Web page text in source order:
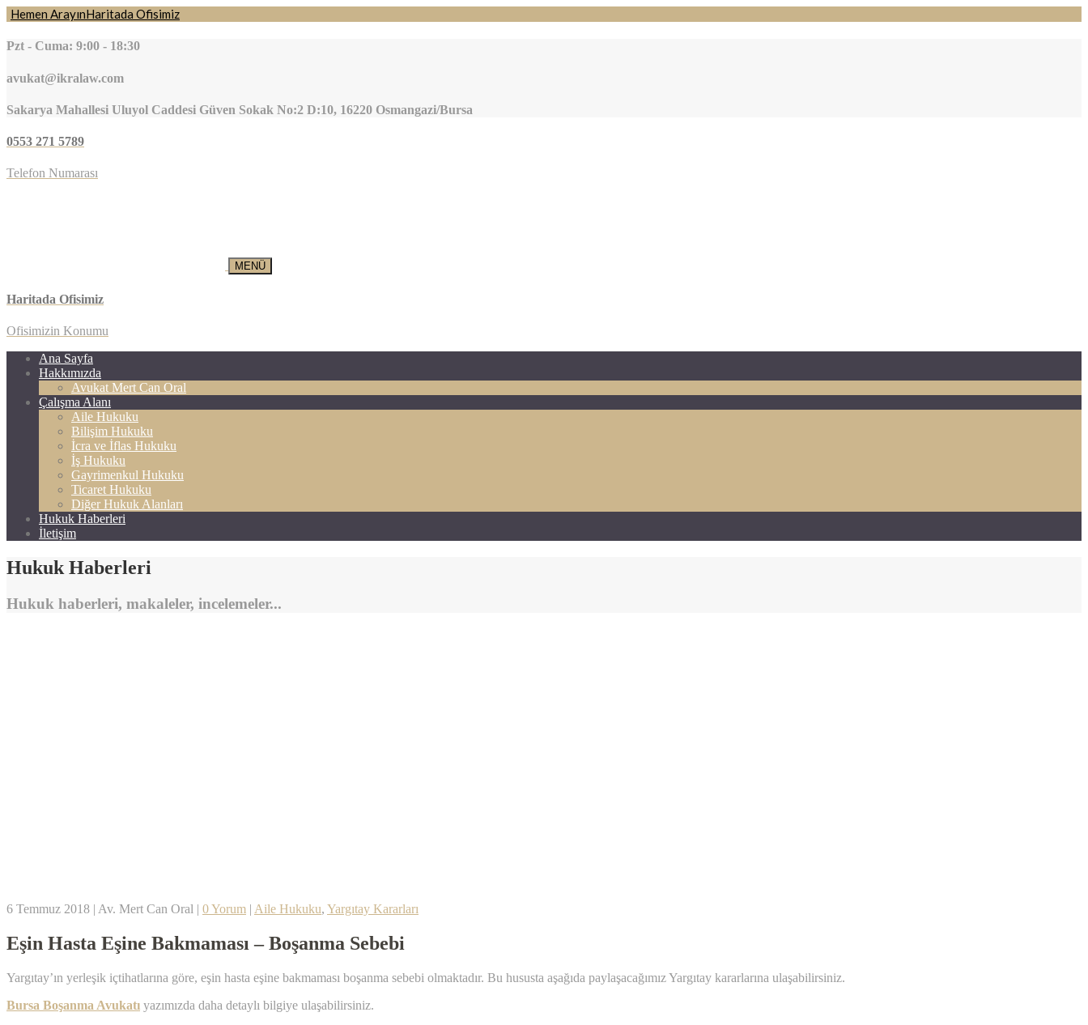
Hemen ArayınHaritada Ofisimiz
Pzt - Cuma: 9:00 - 18:30
avukat@ikralaw.com
Sakarya Mahallesi Uluyol Caddesi Güven Sokak No:2 D:10, 16220 Osmangazi/Bursa
0553 271 5789
Telefon Numarası
MENÜ
Haritada Ofisimiz
Ofisimizin Konumu
Ana Sayfa
Hakkımızda
Avukat Mert Can Oral
Çalışma Alanı
Aile Hukuku
Bilişim Hukuku
İcra ve İflas Hukuku
İş Hukuku
Gayrimenkul Hukuku
Ticaret Hukuku
Diğer Hukuk Alanları
Hukuk Haberleri
İletişim
Hukuk Haberleri
Hukuk haberleri, makaleler, incelemeler...
6 Temmuz 2018 | Av. Mert Can Oral | 0 Yorum | Aile Hukuku, Yargıtay Kararları
Eşin Hasta Eşine Bakmaması – Boşanma Sebebi
Yargıtay’ın yerleşik içtihatlarına göre, eşin hasta eşine bakmaması boşanma sebebi olmaktadır. Bu hususta aşağıda paylaşacağımız Yargıtay kararlarına ulaşabilirsiniz.
Bursa Boşanma Avukatı yazımızda daha detaylı bilgiye ulaşabilirsiniz.